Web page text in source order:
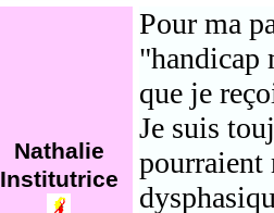
Nathalie
Institutrice
Pour ma
"handicap
que je
Je suis
pourraient